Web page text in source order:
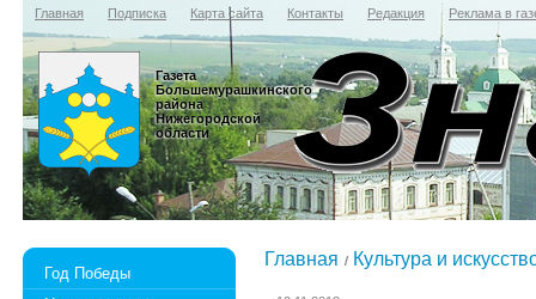
Главная Подписка Карта сайта Контакты Редакция Реклама в
Газета
Большемурашкинского
района
Нижегородской
области
Год Победы
Главная Культура и